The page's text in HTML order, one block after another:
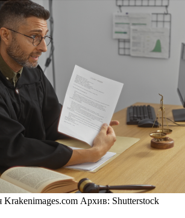
Архив: Shutterstock